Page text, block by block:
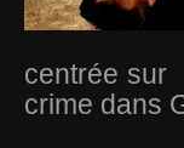
centrée sur
crime dans